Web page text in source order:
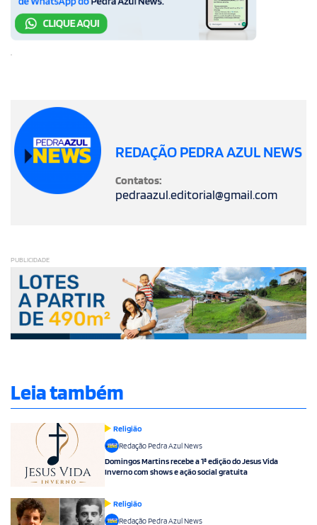
.
REDAÇÃO PEDRA AZUL NEWS
Contatos:
pedraazul.editorial@gmail.com
PUBLICIDADE
Leia também
Religião
Redação Pedra Azul News
Domingos Martins recebe a 1ª edição do Jesus Vida
Inverno com shows e ação social gratuita
Religião
Redação Pedra Azul News